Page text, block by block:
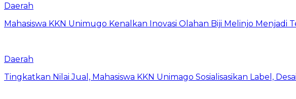
Daerah
Mahasiswa KKN Unimugo Kenalkan Inovasi Olahan Biji Melinjo
Daerah
Tingkatkan Nilai Jual, Mahasiswa KKN Unimago Sosialisasikan Label,